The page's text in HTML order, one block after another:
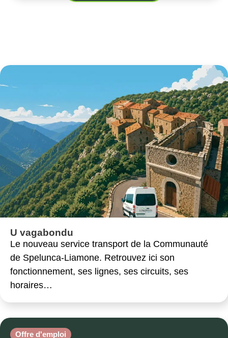
U vagabondu
Le nouveau service transport de la Communauté
de Spelunca-Liamone. Retrouvez ici son
fonctionnement, ses lignes, ses circuits, ses
horaires…
Offre d'emploi